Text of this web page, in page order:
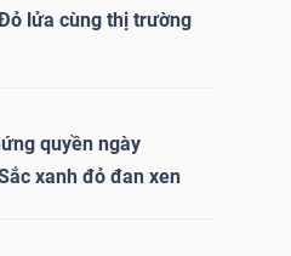
lửa cùng thị trường
quyền ngày
xanh đỏ đan xen